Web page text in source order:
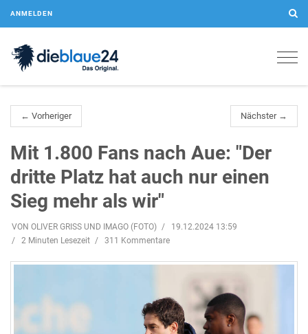
ANMELDEN
← Vorheriger Nächster →
Mit 1.800 Fans nach Aue: "Der
dritte Platz hat auch nur einen
Sieg mehr als wir"
VON OLIVER GRISS UND IMAGO (FOTO)
19.12.2024 13:59
2 Minuten Lesezeit
311 Kommentare